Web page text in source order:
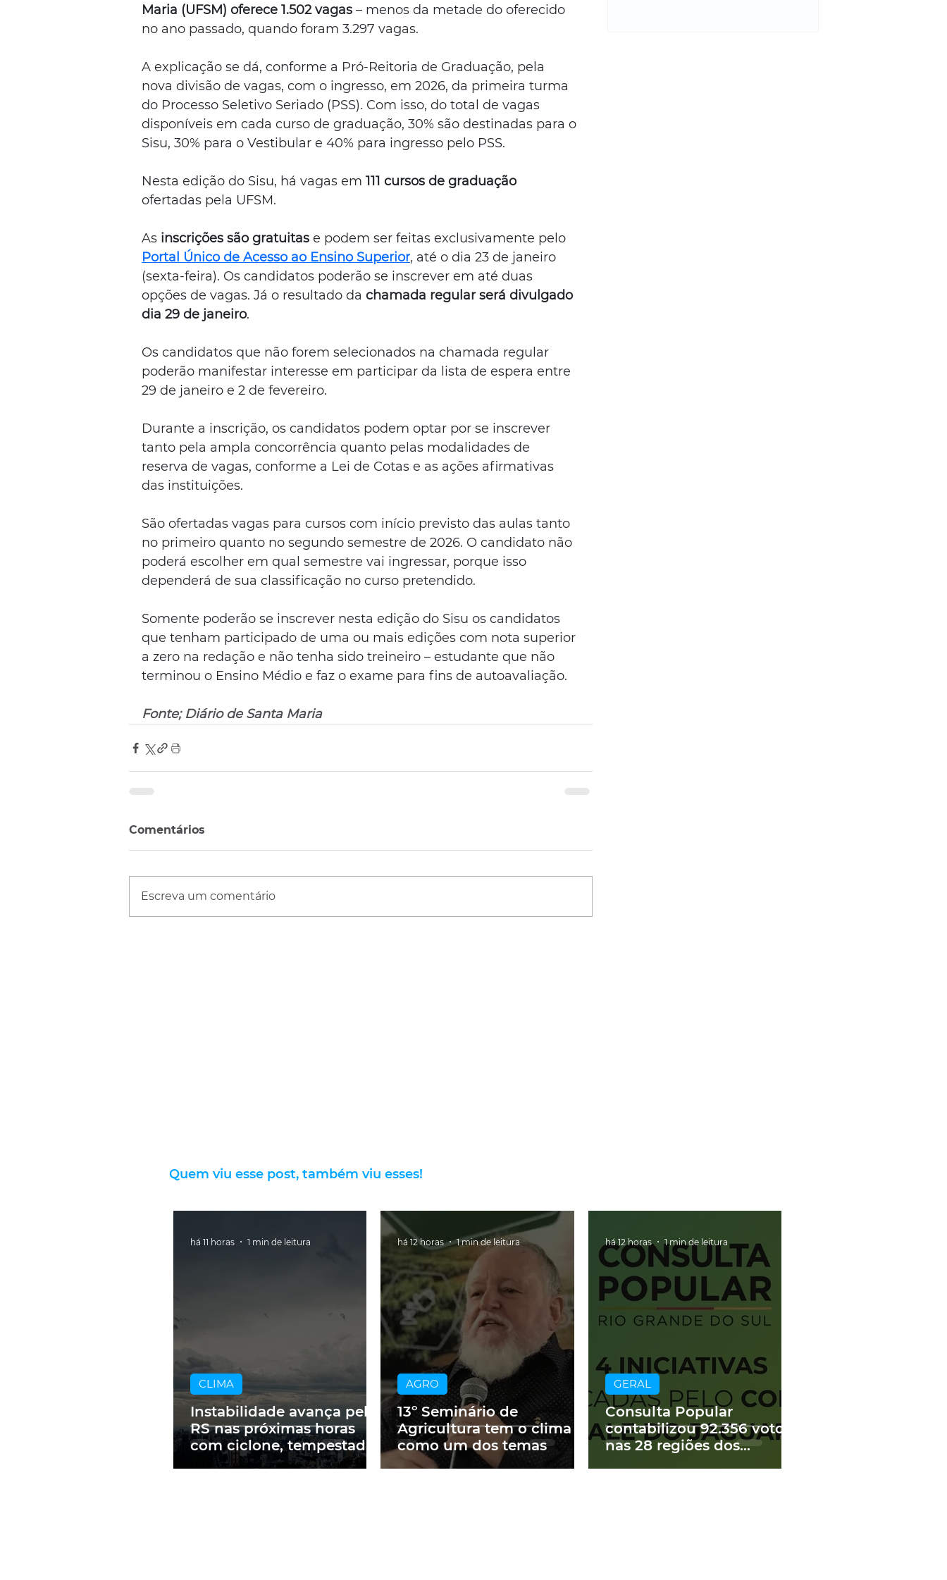
Maria (UFSM) oferece 1.502 vagas – menos da metade do oferecido
no ano passado, quando foram 3.297 vagas.
A explicação se dá, conforme a Pró-Reitoria de Graduação, pela
nova divisão de vagas, com o ingresso, em 2026, da primeira turma
do Processo Seletivo Seriado (PSS). Com isso, do total de vagas
disponíveis em cada curso de graduação, 30% são destinadas para o
Sisu, 30% para o Vestibular e 40% para ingresso pelo PSS.
Nesta edição do Sisu, há vagas em 111 cursos de graduação
ofertadas pela UFSM.
As inscrições são gratuitas e podem ser feitas exclusivamente pelo
Portal Único de Acesso ao Ensino Superior, até o dia 23 de janeiro
(sexta-feira). Os candidatos poderão se inscrever em até duas
opções de vagas. Já o resultado da chamada regular será divulgado
dia 29 de janeiro.
Os candidatos que não forem selecionados na chamada regular
poderão manifestar interesse em participar da lista de espera entre
29 de janeiro e 2 de fevereiro.
Durante a inscrição, os candidatos podem optar por se inscrever
tanto pela ampla concorrência quanto pelas modalidades de
reserva de vagas, conforme a Lei de Cotas e as ações afirmativas
das instituições.
São ofertadas vagas para cursos com início previsto das aulas tanto
no primeiro quanto no segundo semestre de 2026. O candidato não
poderá escolher em qual semestre vai ingressar, porque isso
dependerá de sua classificação no curso pretendido.
Somente poderão se inscrever nesta edição do Sisu os candidatos
que tenham participado de uma ou mais edições com nota superior
a zero na redação e não tenha sido treineiro – estudante que não
terminou o Ensino Médio e faz o exame para fins de autoavaliação.
Fonte; Diário de Santa Maria
Comentários
Escreva um comentário
Quem viu esse post, também viu esses!
Instabilidade avança pelo
RS nas próximas horas
com ciclone, tempestades
e vendavais
CLIMA
há 11 horas 1 min de leitura
13º Seminário de
Agricultura tem o clima
como um dos temas
AGRO
há 12 horas 1 min de leitura
Consulta Popular
contabilizou 92.356 votos
nas 28 regiões dos
GERAL
há 12 horas 1 min de leitura